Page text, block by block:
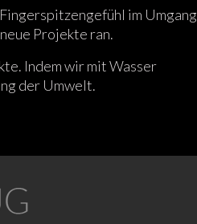
im Umgang
Projekte ran.
Indem wir mit Wasser
der Umwelt.